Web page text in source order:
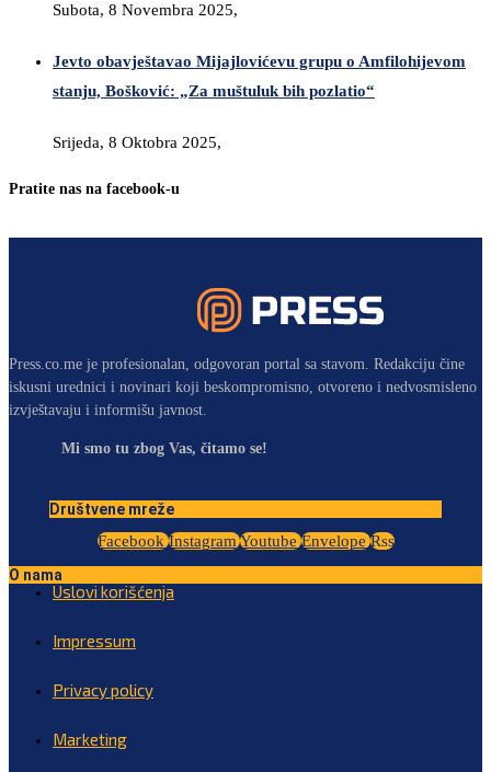
Subota, 8 Novembra 2025,
Jevto obavještavao Mijajlovićevu grupu o Amfilohijevom
stanju, Bošković: „Za muštuluk bih pozlatio“
Srijeda, 8 Oktobra 2025,
Pratite nas na facebook-u
Press.co.me je profesionalan, odgovoran portal sa stavom. Redakciju čine
iskusni urednici i novinari koji beskompromisno, otvoreno i nedvosmisleno
izvještavaju i informišu javnost.
Mi smo tu zbog Vas, čitamo se!
Društvene mreže
Facebook Instagram Youtube Envelope Rss
O nama
Uslovi korišćenja
Impressum
Privacy policy
Marketing